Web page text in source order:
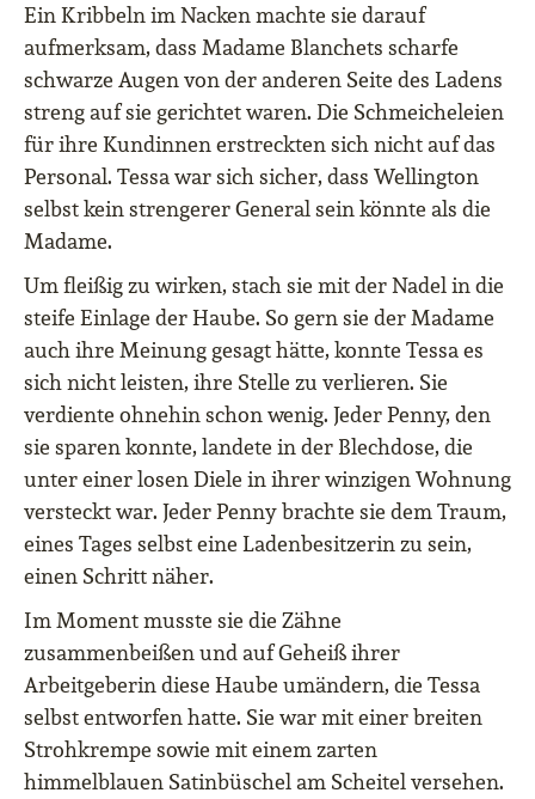
Ein Kribbeln im Nacken machte sie darauf
aufmerksam, dass Madame Blanchets scharfe
schwarze Augen von der anderen Seite des Ladens
streng auf sie gerichtet waren. Die Schmeicheleien
für ihre Kundinnen erstreckten sich nicht auf das
Personal. Tessa war sich sicher, dass Wellington
selbst kein strengerer General sein könnte als die
Madame.
Um fleißig zu wirken, stach sie mit der Nadel in die
steife Einlage der Haube. So gern sie der Madame
auch ihre Meinung gesagt hätte, konnte Tessa es
sich nicht leisten, ihre Stelle zu verlieren. Sie
verdiente ohnehin schon wenig. Jeder Penny, den
sie sparen konnte, landete in der Blechdose, die
unter einer losen Diele in ihrer winzigen Wohnung
versteckt war. Jeder Penny brachte sie dem Traum,
eines Tages selbst eine Ladenbesitzerin zu sein,
einen Schritt näher.
Im Moment musste sie die Zähne
zusammenbeißen und auf Geheiß ihrer
Arbeitgeberin diese Haube umändern, die Tessa
selbst entworfen hatte. Sie war mit einer breiten
Strohkrempe sowie mit einem zarten
himmelblauen Satinbüschel am Scheitel versehen.